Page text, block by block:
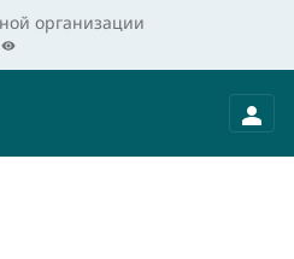
организации